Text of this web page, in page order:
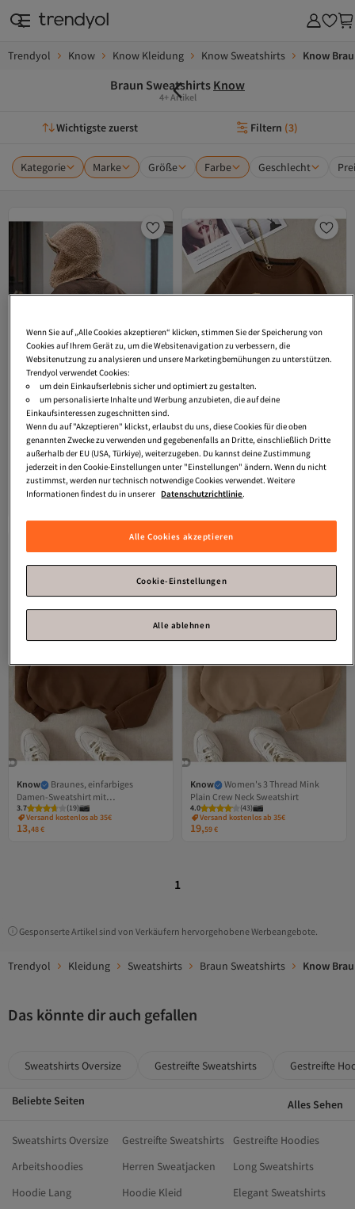
Trendyol Know Know Kleidung Know Sweatshirts Know
Braun Sweatshirts Know
4+ Artikel
Wichtigste zuerst Filtern (3)
Kategorie Marke Größe Farbe Geschlecht
Know
Braunes Oversize-
Sweatshirt mit Arid Mountain-Print
für Damen
4.5 ( 15)
Versand kostenlos ab 35€
Know
Women's 3 Thread Coffee
Shy Teddy Bear Printed Crew Neck
Sweatshirt
4.2 (18)
Versand kostenlos ab 35€
Know
Braunes, einfarbiges
Damen-Sweatshirt mit
Rundhalsausschnitt und 3 Fäden
3.7 (19)
Versand kostenlos ab 35€
13,48€
Know
Women's 3 Thread Mink
Plain Crew Neck Sweatshirt
4.0 (43)
Versand kostenlos ab 35€
19,59€
1
Gesponserte Artikel sind von Verkäufern hervorgehobene Werbeangebote.
Trendyol Kleidung Sweatshirts Braun Sweatshirts Know
Das könnte dir auch gefallen
Sweatshirts Oversize Gestreifte Sweatshirts Gestreifte
Beliebte Seiten Alles Sehen
Sweatshirts Oversize Gestreifte Sweatshirts
Gestreifte Hoodies
Arbeitshoodies
Herren Sweatjacken
Long Sweatshirts
Hoodie Lang
Hoodie Kleid
Elegant Sweatshirts
Wenn Sie auf „Alle Cookies akzeptieren“ klicken, stimmen Sie der Speicherung von
Cookies auf Ihrem Gerät zu, um die Websitenavigation zu verbessern, die
Websitenutzung zu analysieren und unsere Marketingbemühungen zu unterstützen.
Trendyol verwendet Cookies:
um dein Einkaufserlebnis sicher und optimiert zu gestalten.
um personalisierte Inhalte und Werbung anzubieten, die auf deine
Einkaufsinteressen zugeschnitten sind.
Wenn du auf "Akzeptieren" klickst, erlaubst du uns, diese Cookies für die oben
genannten Zwecke zu verwenden und gegebenenfalls an Dritte, einschließlich Dritte
außerhalb der EU (USA, Türkiye), weiterzugeben. Du kannst deine Zustimmung
jederzeit in den Cookie-Einstellungen unter "Einstellungen" ändern. Wenn du nicht
zustimmst, werden nur technisch notwendige Cookies verwendet. Weitere
Informationen findest du in unserer Datenschutzrichtlinie.
Alle Cookies akzeptieren
Cookie-Einstellungen
Alle ablehnen